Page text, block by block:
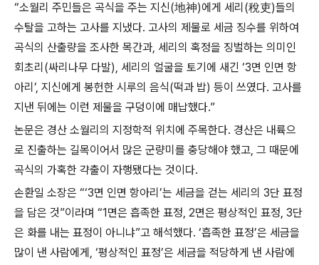
“소월리 주민들은 곡식을 주는 지신(地神)에게 세리(稅吏)들의
수탈을 고하는 고사를 지냈다. 고사의 제물로 세금 징수를 위하여
곡식의 산출량을 조사한 목간과, 세리의 혹정을 징벌하는 의미인
회초리(싸리나무 다발), 세리의 얼굴을 토기에 새긴 ‘3면 인면 항
아리’, 지신에게 봉헌한 시루의 음식(떡과 밥) 등이 쓰였다. 고사를
지낸 뒤에는 이런 제물을 구덩이에 매납했다.”
논문은 경산 소월리의 지정학적 위치에 주목한다. 경산은 내륙으
로 진출하는 길목이어서 많은 군량미를 충당해야 했고, 그 때문에
곡식의 가혹한 갹출이 자행됐다는 것이다.
손환일 소장은 “‘3면 인면 항아리’는 세금을 걷는 세리의 3단 표정
을 담은 것”이라며 “1면은 흡족한 표정, 2면은 평상적인 표정, 3단
은 화를 내는 표정이 아니냐”고 해석했다. ‘흡족한 표정’은 세금을
많이 낸 사람에게, ‘평상적인 표정’은 세금을 적당하게 낸 사람에